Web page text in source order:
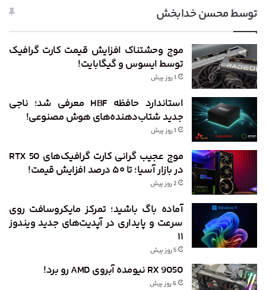
توسط محسن خدابخش
موج وحشتناک افزایش قیمت کارت گرافیک
توسط ایسوس و گیگابایت!
1 روز پیش
استاندارد حافظه HBF معرفی شد؛ ناجی
جدید شتاب‌دهنده‌های هوش مصنوعی!
1 روز پیش
موج عجیب گرانی کارت گرافیک‌های RTX 50
در بازار آسیا؛ تا ۵۰ درصد افزایش قیمت!
2 روز پیش
آماده باگ باشید؛ تمرکز مایکروسافت روی
سرعت و پایداری در آپدیت‌های جدید ویندوز
۱۱
5 روز پیش
RX 9050 نیومده آبروی AMD رو برد!
6 روز پیش